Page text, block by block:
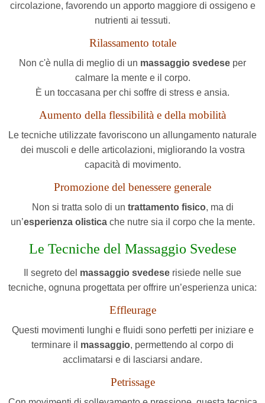
circolazione, favorendo un apporto maggiore di ossigeno e
nutrienti ai tessuti.
Rilassamento totale
Non c'è nulla di meglio di un massaggio svedese per
calmare la mente e il corpo.
È un toccasana per chi soffre di stress e ansia.
Aumento della flessibilità e della mobilità
Le tecniche utilizzate favoriscono un allungamento naturale
dei muscoli e delle articolazioni, migliorando la vostra
capacità di movimento.
Promozione del benessere generale
Non si tratta solo di un trattamento fisico, ma di
un’esperienza olisticache nutre sia il corpo che la mente.
Le Tecniche del Massaggio Svedese
Il segreto del massaggio svedese risiede nelle sue
tecniche, ognuna progettata per offrire un’esperienza unica:
Effleurage
Questi movimenti lunghi e fluidi sono perfetti per iniziare e
terminare il massaggio, permettendo al corpo di
acclimatarsi e di lasciarsi andare.
Petrissage